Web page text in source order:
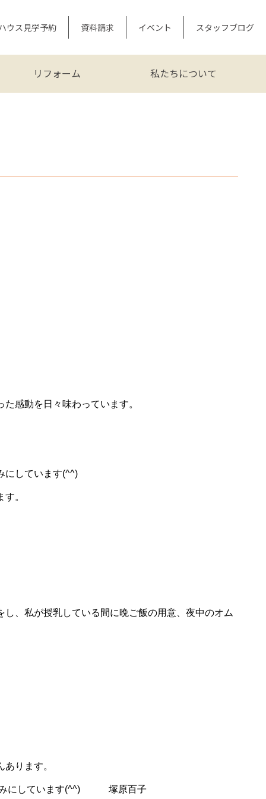
ウス見学予約 資料請求 イベント スタッフブログ
リフォーム 私たちについて
感動を日々味わっています。
にしています(^^)
。
、私が授乳している間に晩ご飯の用意、夜中のオム
ります。
しみにしています(^^) 塚原百子